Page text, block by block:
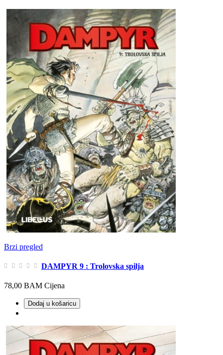
Brzi pregled
DAMPYR 9 : Trolovska spilja
78,00 BAM Cijena
Dodaj u košaricu